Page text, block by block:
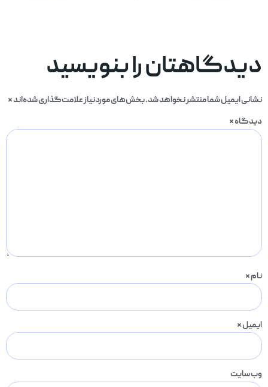
دیدگاهتان را بنویسید
نشانی ایمیل شما منتشر نخواهد شد.بخش‌های موردنیاز علامت‌گذاری شده‌اند*
دیدگاه*
نام*
ایمیل*
وب‌ سایت